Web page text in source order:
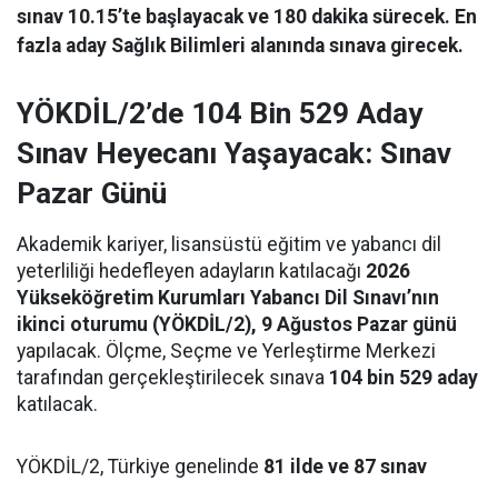
sınav 10.15’te başlayacak ve 180 dakika sürecek. En
fazla aday Sağlık Bilimleri alanında sınava girecek.
YÖKDİL/2’de 104 Bin 529 Aday
Sınav Heyecanı Yaşayacak: Sınav
Pazar Günü
Akademik kariyer, lisansüstü eğitim ve yabancı dil
yeterliliği hedefleyen adayların katılacağı 2026
Yükseköğretim Kurumları Yabancı Dil Sınavı’nın
ikinci oturumu (YÖKDİL/2), 9 Ağustos Pazar günü
yapılacak. Ölçme, Seçme ve Yerleştirme Merkezi
tarafından gerçekleştirilecek sınava 104 bin 529 aday
katılacak.
YÖKDİL/2, Türkiye genelinde 81 ilde ve 87 sınav